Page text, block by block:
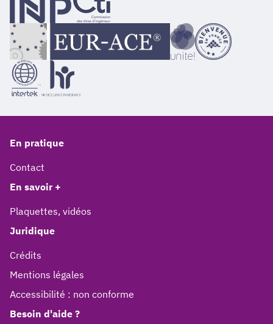
En pratique
Contact
En savoir +
Plaquettes, vidéos
Juridique
Crédits
Mentions légales
Accessibilité : non conforme
Besoin d'aide ?